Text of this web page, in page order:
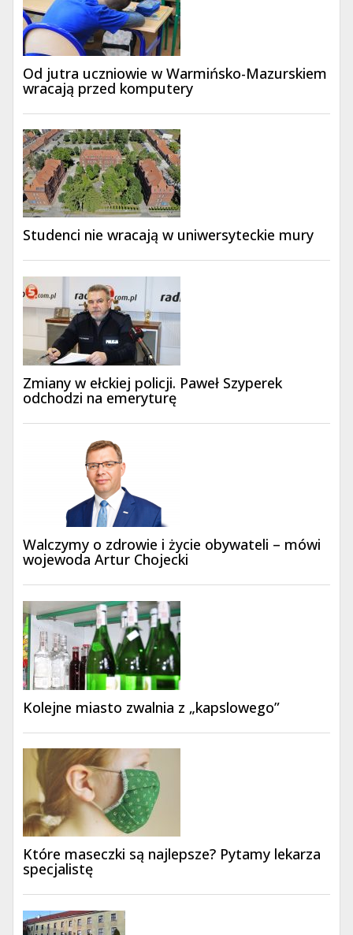
Od jutra uczniowie w Warmińsko-Mazurskiem
wracają przed komputery
Studenci nie wracają w uniwersyteckie mury
Zmiany w ełckiej policji. Paweł Szyperek
odchodzi na emeryturę
Walczymy o zdrowie i życie obywateli – mówi
wojewoda Artur Chojecki
Kolejne miasto zwalnia z „kapslowego”
Które maseczki są najlepsze? Pytamy lekarza
specjalistę